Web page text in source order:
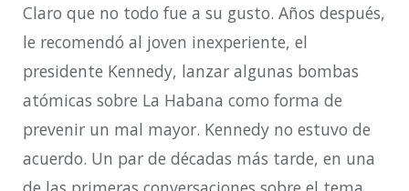
Claro que no todo fue a su gusto. Años después,
le recomendó al joven inexperiente, el
presidente Kennedy, lanzar algunas bombas
atómicas sobre La Habana como forma de
prevenir un mal mayor. Kennedy no estuvo de
acuerdo. Un par de décadas más tarde, en una